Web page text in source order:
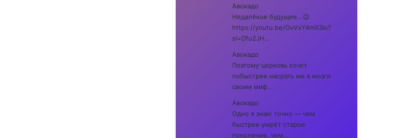
Авокадо
Недалёкое будущее...😉
https://youtu.be/OvVxY4mX3io?
si=Dfu2JH...
Авокадо
Поэтому церковь хочет
побыстрее насрать им в мозги
своим миф...
Авокадо
Одно я знаю точно — чем
быстрее умрёт старое
поколение, чем...